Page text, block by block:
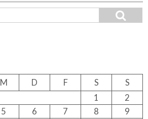
e
M D F S
S
1
2
5 6 7 8
9